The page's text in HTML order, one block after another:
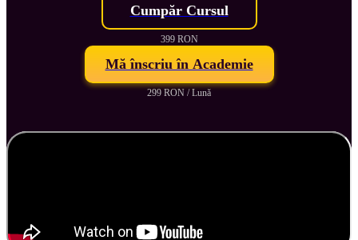
Cumpăr Cursul
399 RON
Mă înscriu în Academie
299 RON / Lună